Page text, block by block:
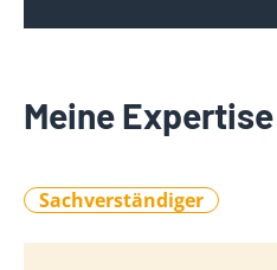
Meine Expertise
Sachverständiger